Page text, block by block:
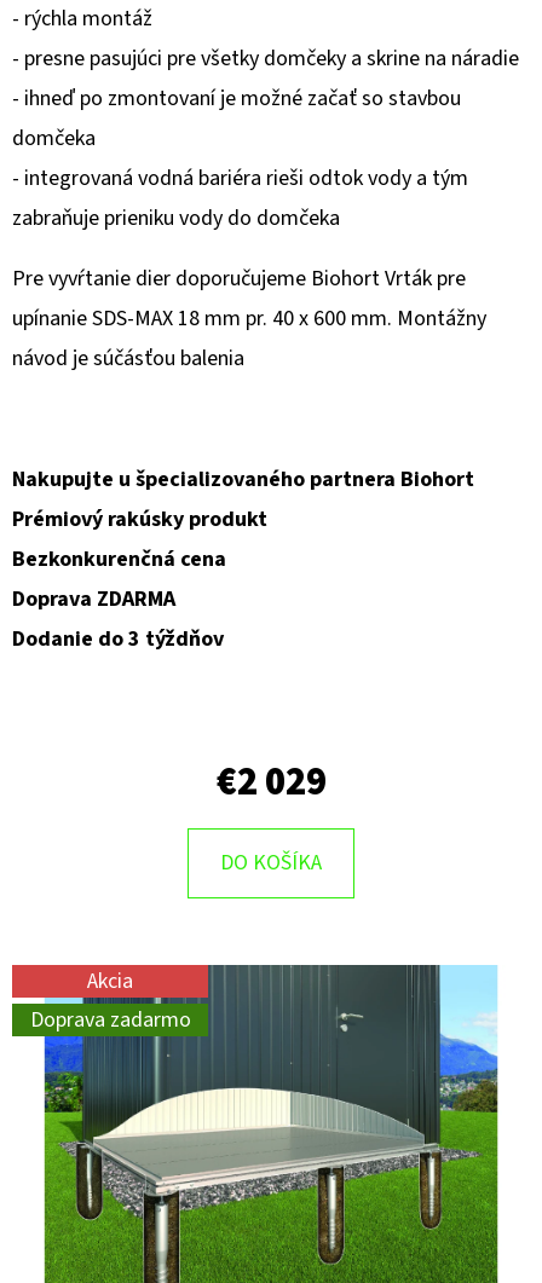
- rýchla montáž
- presne pasujúci pre všetky domčeky a skrine na náradie
- ihneď po zmontovaní je možné začať so stavbou
domčeka
- integrovaná vodná bariéra rieši odtok vody a tým
zabraňuje prieniku vody do domčeka
Pre vyvŕtanie dier doporučujeme Biohort Vrták pre
upínanie SDS-MAX 18 mm pr. 40 x 600 mm. Montážny
návod je súčásťou balenia
Nakupujte u špecializovaného partnera Biohort
Prémiový rakúsky produkt
Bezkonkurenčná cena
Doprava ZDARMA
Dodanie do 3 týždňov
€2 029
DO KOŠÍKA
Akcia
Doprava zadarmo